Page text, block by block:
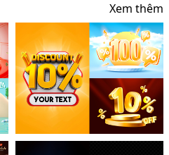
Xem thêm